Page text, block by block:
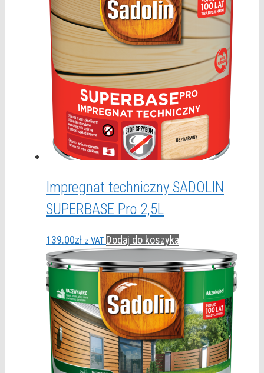
Impregnat techniczny SADOLIN
SUPERBASE Pro 2,5L
139.00zł z VAT Dodaj do koszyka